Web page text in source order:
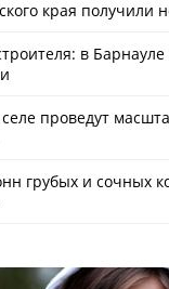
края получили
в Барнауле
проведут
грубых и сочных